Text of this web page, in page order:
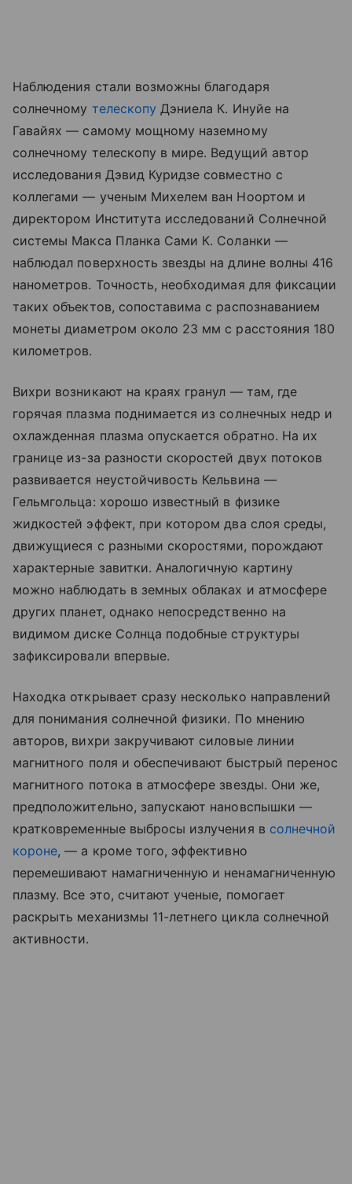
Наблюдения стали возможны благодаря
солнечному телескопу Дэниела К. Инуйе на
Гавайях — самому мощному наземному
солнечному телескопу в мире. Ведущий автор
исследования Дэвид Куридзе совместно с
коллегами — ученым Михелем ван Ноортом и
директором Института исследований Солнечной
системы Макса Планка Сами К. Соланки —
наблюдал поверхность звезды на длине волны 416
нанометров. Точность, необходимая для фиксации
таких объектов, сопоставима с распознаванием
монеты диаметром около 23 мм с расстояния 180
километров.
Вихри возникают на краях гранул — там, где
горячая плазма поднимается из солнечных недр и
охлажденная плазма опускается обратно. На их
границе из-за разности скоростей двух потоков
развивается неустойчивость Кельвина —
Гельмгольца: хорошо известный в физике
жидкостей эффект, при котором два слоя среды,
движущиеся с разными скоростями, порождают
характерные завитки. Аналогичную картину
можно наблюдать в земных облаках и атмосфере
других планет, однако непосредственно на
видимом диске Солнца подобные структуры
зафиксировали впервые.
Находка открывает сразу несколько направлений
для понимания солнечной физики. По мнению
авторов, вихри закручивают силовые линии
магнитного поля и обеспечивают быстрый перенос
магнитного потока в атмосфере звезды. Они же,
предположительно, запускают нановспышки —
кратковременные выбросы излучения в солнечной
короне, — а кроме того, эффективно
перемешивают намагниченную и ненамагниченную
плазму. Все это, считают ученые, помогает
раскрыть механизмы 11-летнего цикла солнечной
активности.